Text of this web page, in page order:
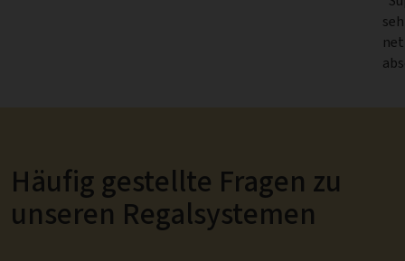
Häufig gestellte Fragen zu
unseren Regalsystemen